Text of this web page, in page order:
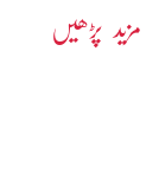
مزید پڑھیں